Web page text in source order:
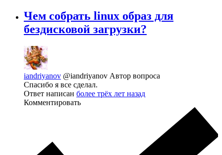
Чем собрать linux образ для
бездисковой загрузки?
iandriyanov @iandriyanov Автор вопроса
Спасибо я все сделал.
Ответ написан более трёх лет назад
Комментировать